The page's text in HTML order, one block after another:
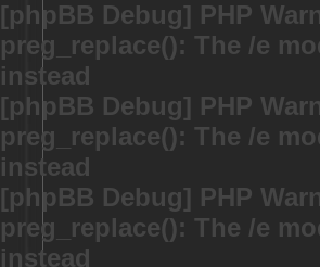
[phpBB Debug] PHP
preg_replace(): The /e
instead
[phpBB Debug] PHP
preg_replace(): The /e
instead
[phpBB Debug] PHP
preg_replace(): The /e
instead